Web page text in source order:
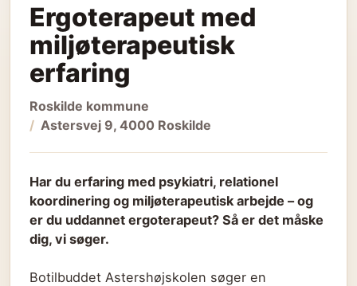
Ergoterapeut med
miljøterapeutisk
erfaring
Roskilde kommune
Astersvej 9, 4000 Roskilde
Har du erfaring med psykiatri, relationel
koordinering og miljøterapeutisk arbejde – og
er du uddannet ergoterapeut? Så er det måske
dig, vi søger.
Botilbuddet Astershøjskolen søger en